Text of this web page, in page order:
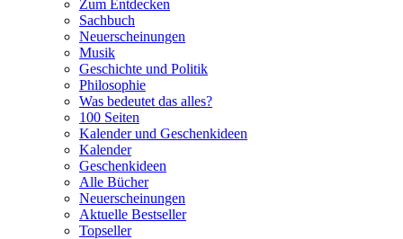
Zum Entdecken
Sachbuch
Neuerscheinungen
Musik
Geschichte und Politik
Philosophie
Was bedeutet das alles?
100 Seiten
Kalender und Geschenkideen
Kalender
Geschenkideen
Alle Bücher
Neuerscheinungen
Aktuelle Bestseller
Topseller